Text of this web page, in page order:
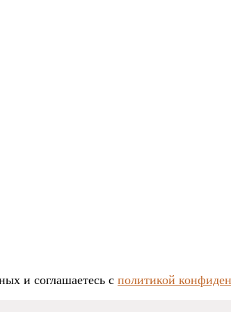
и соглашаетесь c политикой